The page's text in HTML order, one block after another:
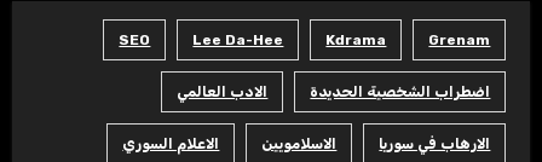
Grenam
Kdrama
Lee Da-Hee
SEO
اضطراب الشخصية الحديدة الادب العالمي
الارهاب في سوريا الاسلامويين الاعلام السوري